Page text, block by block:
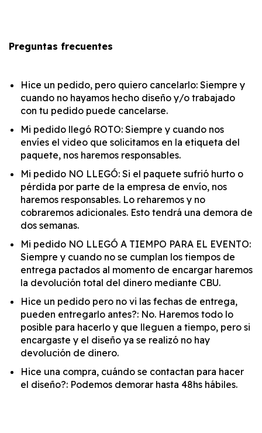
Preguntas frecuentes
Hice un pedido, pero quiero cancelarlo: Siempre y
cuando no hayamos hecho diseño y/o trabajado
con tu pedido puede cancelarse.
Mi pedido llegó ROTO: Siempre y cuando nos
envíes el video que solicitamos en la etiqueta del
paquete, nos haremos responsables.
Mi pedido NO LLEGÓ: Si el paquete sufrió hurto o
pérdida por parte de la empresa de envío, nos
haremos responsables. Lo reharemos y no
cobraremos adicionales. Esto tendrá una demora de
dos semanas.
Mi pedido NO LLEGÓ A TIEMPO PARA EL EVENTO:
Siempre y cuando no se cumplan los tiempos de
entrega pactados al momento de encargar haremos
la devolución total del dinero mediante CBU.
Hice un pedido pero no vi las fechas de entrega,
pueden entregarlo antes?: No. Haremos todo lo
posible para hacerlo y que lleguen a tiempo, pero si
encargaste y el diseño ya se realizó no hay
devolución de dinero.
Hice una compra, cuándo se contactan para hacer
el diseño?: Podemos demorar hasta 48hs hábiles.